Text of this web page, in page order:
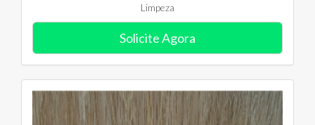
Limpeza
Solicite Agora